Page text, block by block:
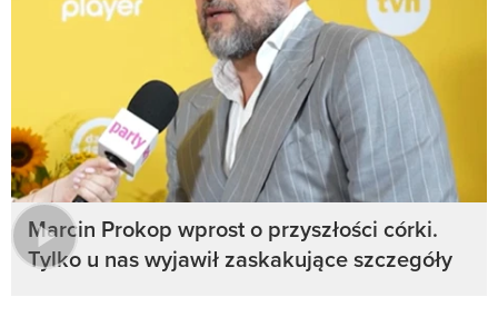
Marcin Prokop wprost o przyszłości córki.
Tylko u nas wyjawił zaskakujące szczegóły